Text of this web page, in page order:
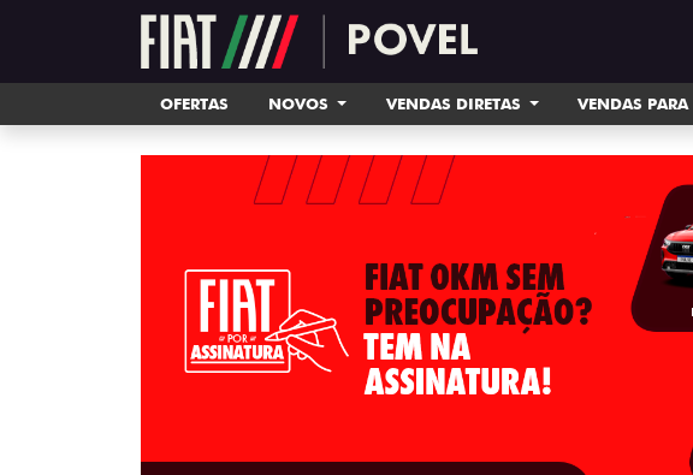
OFERTAS NOVOS VENDAS DIRETAS VENDAS PARA